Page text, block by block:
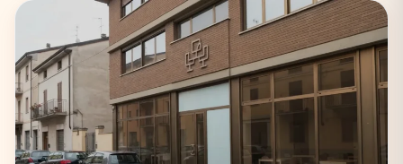
Milano
75 coworking